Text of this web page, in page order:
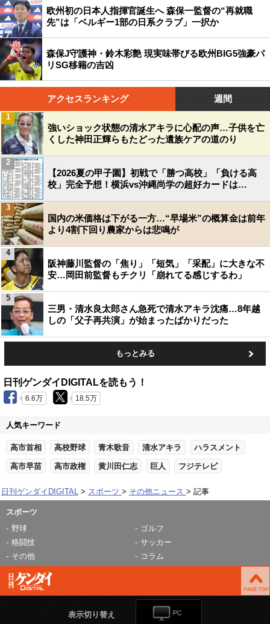
欧州初の日本人指揮官誕生へ 森保一監督の“再就職
先”は「ベルギー1部の日系クラブ」一択か
森保J守護神・鈴木彩艶 現実味帯びる欧州BIG5強豪パ
リSG移籍の吉凶
アクセスランキング 週間
強いショック状態の清水アキラに心配の声…子供を亡
くした神田正輝らもたどった遺族ケアの道のり
1
【2026夏の甲子園】初戦で「勝つ高校」「負ける高
校」完全予想！横浜vs沖縄尚学の超好カードは…
2
国内の米価格は下がる一方…“早場米”の概算金は前年
より4割下回り農家からは悲鳴が
3
阪神藤川監督の「焦り」「短気」「采配」に大きな不
安…岡田前監督もチクリ「崩れてる感じするわ」
4
三男・清水良太郎さん急死で清水アキラ沈痛…8年越
しの「父子再共演」が始まったばかりだった
5
もっとみる
日刊ゲンダイDIGITALを読もう！
6.6万 18.5万
人気キーワード
高市首相 高校野球 青木歌音 清水アキラ ハラスメント
高市早苗 高市政権 黄川田仁志 巨人 フジテレビ
日刊ゲンダイDIGITAL スポーツ その他ニュース 記事
スポーツ
野球
ゴルフ
格闘技
サッカー
その他
コラム
表示切り替え